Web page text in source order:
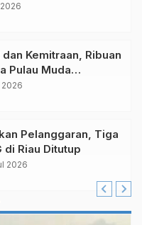
Riau
dan Kemitraan, Ribuan
Pulau Muda
Rasa di PKS PT
2026
Pelanggaran, Tiga
di Riau Ditutup
2026